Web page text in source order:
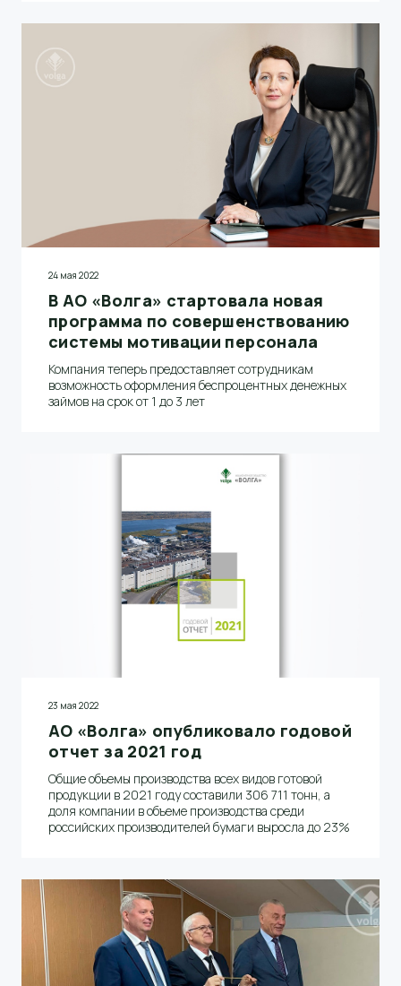
24 мая 2022
В АО «Волга» стартовала новая
программа по совершенствованию
системы мотивации персонала
Компания теперь предоставляет сотрудникам
возможность оформления беспроцентных денежных
займов на срок от 1 до 3 лет
23 мая 2022
АО «Волга» опубликовало годовой
отчет за 2021 год
Общие объемы производства всех видов готовой
продукции в 2021 году составили 306 711 тонн, а
доля компании в объеме производства среди
российских производителей бумаги выросла до 23%